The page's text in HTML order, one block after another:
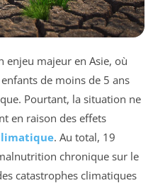
majeur en Asie, où
de moins de 5 ans
Pourtant, la situation ne
en raison des effets
. Au total, 19
chronique sur le
catastrophes climatiques